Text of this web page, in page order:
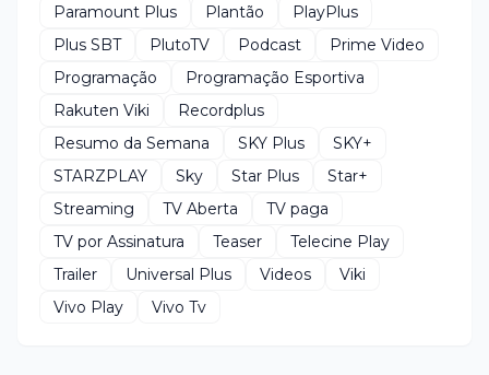
Paramount Plus
Plantão
PlayPlus
Plus SBT
PlutoTV Podcast
Prime Video
Programação
Programação Esportiva
Rakuten Viki
Recordplus
Resumo da Semana
SKY Plus
SKY+
STARZPLAY
Sky Star Plus
Star+
Streaming
TV Aberta
TV paga
TV por Assinatura
Teaser
Telecine Play
Trailer
Universal Plus Videos
Viki
Vivo Play
Vivo Tv